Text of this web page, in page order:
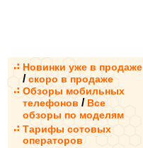
Новинки уже в продаже
/ скоро в продаже
Обзоры мобильных
телефонов / Все
обзоры по моделям
Тарифы сотовых
операторов